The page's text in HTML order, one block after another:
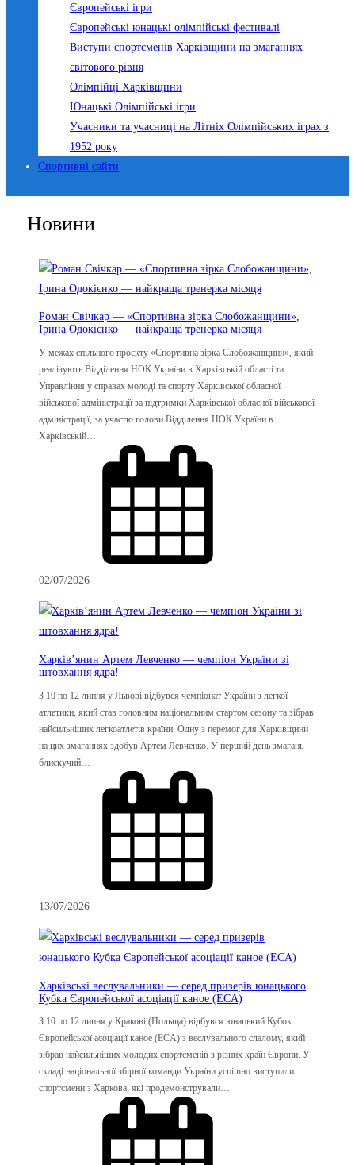
Європейські ігри
Європейські юнацькі олімпійські фестивалі
Виступи спортсменів Харківщини на змаганнях
світового рівня
Олімпійці Харківщини
Юнацькі Олімпійські ігри
Учасники та учасниці на Літніх Олімпійських іграх з
1952 року
Спортивні сайти
Новини
Роман Свічкар — «Спортивна зірка Слобожанщини»,
Ірина Одокієнко — найкраща тренерка місяця
У межах спільного проєкту «Спортивна зірка Слобожанщини», який
реалізують Відділення НОК України в Харківській області та
Управління у справах молоді та спорту Харківської обласної
військової адміністрації за підтримки Харківської обласної військової
адміністрації, за участю голови Відділення НОК України в
Харківській…
02/07/2026
Харків’янин Артем Левченко — чемпіон України зі
штовхання ядра!
З 10 по 12 липня у Львові відбувся чемпіонат України з легкої
атлетики, який став головним національним стартом сезону та зібрав
найсильніших легкоатлетів країни. Одну з перемог для Харківщини
на цих змаганнях здобув Артем Левченко. У перший день змагань
блискучий…
13/07/2026
Харківські веслувальники — серед призерів юнацького
Кубка Європейської асоціації каное (ECA)
З 10 по 12 липня у Кракові (Польща) відбувся юнацький Кубок
Європейської асоціації каное (ECA) з веслувального слалому, який
зібрав найсильніших молодих спортсменів з різних країн Європи. У
складі національної збірної команди України успішно виступили
спортсмени з Харкова, які продемонстрували…